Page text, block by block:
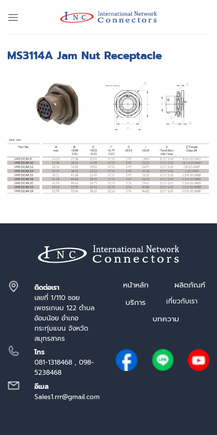
MS3114A Jam Nut Receptacle
ติดต่อเรา
เลขที่ 1/110 ซอย
เพชรเกษม 122 ตำบล
อ้อมน้อย อำเภอ
กระทุ่มแบน จังหวัด
สมุทรสาคร
โทร
081-1318468 , 098-
5238468
อีเมล
Sales1.rrr@gmail.com
หน้าหลัก
ผลิตภัณฑ์
บริการ
เกี่ยวกับเรา
บทความ